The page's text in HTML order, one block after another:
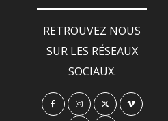
RETROUVEZ NOUS
SUR LES RÉSEAUX
SOCIAUX.